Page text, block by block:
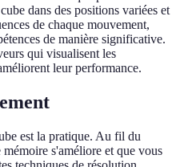
dans des positions variées et
de chaque mouvement,
de manière significative.
qui visualisent les
leur performance.
est la pratique. Au fil du
s'améliore et que vous